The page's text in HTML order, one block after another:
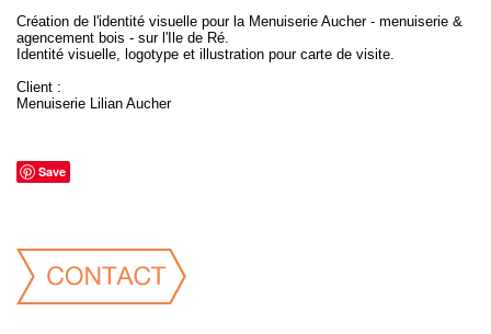
Création de l'identité visuelle pour la Menuiserie Aucher - menuiserie &
agencement bois - sur l'Ile de Ré.
Identité visuelle, logotype et illustration pour carte de visite.
Client :
Menuiserie Lilian Aucher
Save